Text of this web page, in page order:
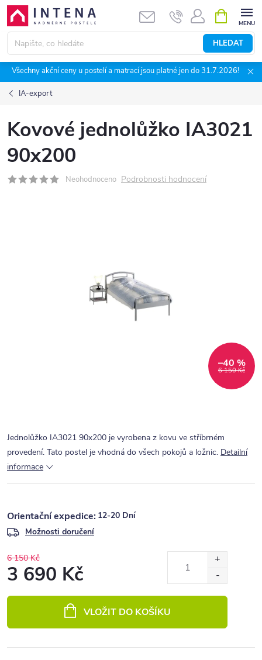
Přejít
obsah
HLEDAT
NÁKUPNÍ
KOŠÍK
Všechny akční ceny u postelí a matrací jsou platné jen do 31.7.2026!
IA-export
Kovové jednolůžko IA3021
90x200
Neohodnoceno Podrobnosti hodnocení
6 150 Kč
–40 %
Jednolůžko IA3021 90x200 je vyrobena z kovu ve stříbrném
provedení. Tato postel je vhodná do všech pokojů a ložnic. Detailní
informace
12-20 Dní
Možnosti doručení
6 150 Kč
3 690 Kč
VLOŽIT DO KOŠÍKU